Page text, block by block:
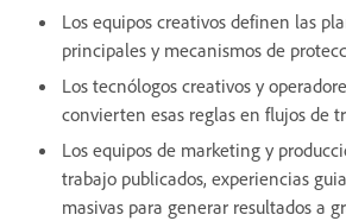
Los equipos creativos definen las
principales y mecanismos de
Los tecnólogos creativos y
convierten esas reglas en flujos de
Los equipos de marketing y
trabajo publicados, experiencias
masivas para generar resultados a